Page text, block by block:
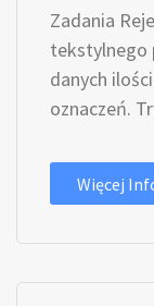
Zadania
tekstylnego
danych
oznaczeń.
Więcej